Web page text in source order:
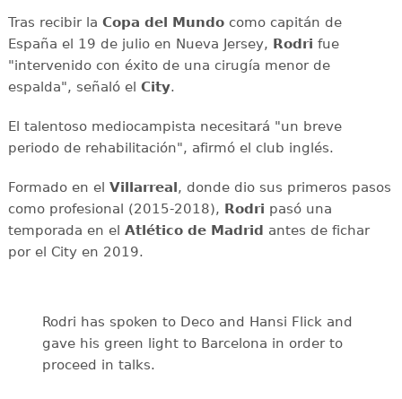
Tras recibir la Copa del Mundocomo capitán de
España el 19 de julio en Nueva Jersey, Rodri fue
"intervenido con éxito de una cirugía menor de
espalda", señaló el City.
El talentoso mediocampista necesitará "un breve
periodo de rehabilitación", afirmó el club inglés.
Formado en el Villarreal, donde dio sus primeros pasos
como profesional (2015-2018), Rodri pasó una
temporada en el Atlético de Madrid antes de fichar
por el City en 2019.
Rodri has spoken to Deco and Hansi Flick and
gave his green light to Barcelona in order to
proceed in talks.